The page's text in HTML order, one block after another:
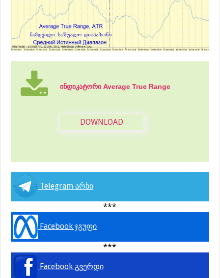
ინდიკატორი Average True Range
DOWNLOAD
Telegram არხი
***
Facebook ჯგუფი
***
Facebook გვერდი